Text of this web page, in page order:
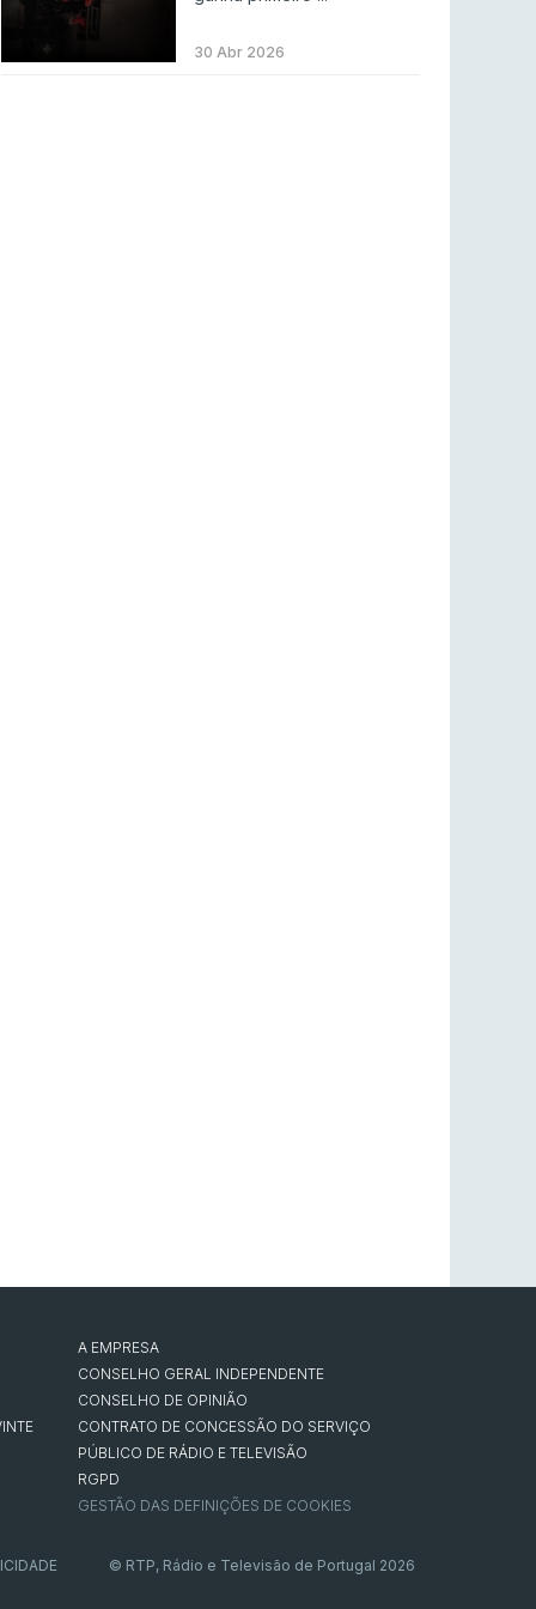
Códigos para ícones clássicos gratuitos no
League of Legends [agosto 2026]
30 Abr 2026
A EMPRESA
CONSELHO GERAL INDEPENDENTE
CONSELHO DE OPINIÃO
CONTRATO DE CONCESSÃO DO SERVIÇO
PÚBLICO DE RÁDIO E TELEVISÃO
RGPD
GESTÃO DAS DEFINIÇÕES DE COOKIES
© RTP, Rádio e Televisão de Portugal 2026